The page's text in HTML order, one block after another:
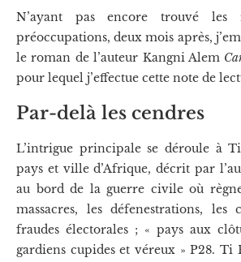
N’ayant pas encore trouvé les
préoccupations, deux mois après,
le roman de l’auteur Kangni Alem
pour lequel j’effectue cette note de
Par-delà les cendres
L’intrigue principale se déroule à
pays et ville d’Afrique, décrit par
au bord de la guerre civile où
massacres, les défenestrations,
fraudes électorales ; « pays aux
gardiens cupides et véreux » P28. Ti